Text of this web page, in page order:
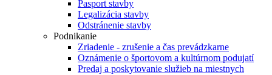
Pasport stavby
Legalizácia stavby
Odstránenie stavby
Podnikanie
Zriadenie - zrušenie a čas prevádzkarne
Oznámenie o športovom a kultúrnom podujatí
Predaj a poskytovanie služieb na miestnych